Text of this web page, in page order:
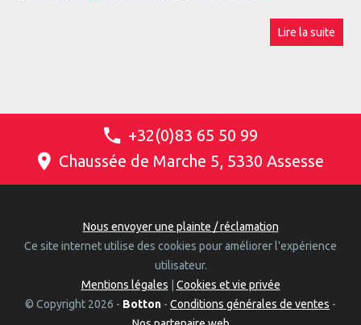
Lire la suite
+32(0)83 65 50 99
Chaussée de Marche 5, 5330 Assesse
Nous envoyer une plainte / réclamation
Ce site internet utilise des cookies pour améliorer l'expérience
utilisateur.
Mentions légales
Cookies et vie privée
© Copyright 2026 - Botton - Conditions générales de ventes -